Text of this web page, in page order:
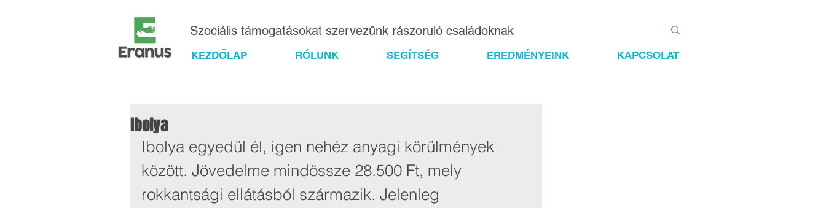
Szociális támogatásokat szervezünk rászoruló családoknak
KEZDŐLAP RÓLUNK SEGÍTSÉG EREDMÉNYEINK KAPCSOLAT
Ibolya
Ibolya egyedül él, igen nehéz anyagi körülmények
között. Jövedelme mindössze 28.500 Ft, mely
rokkantsági ellátásból származik. Jelenleg